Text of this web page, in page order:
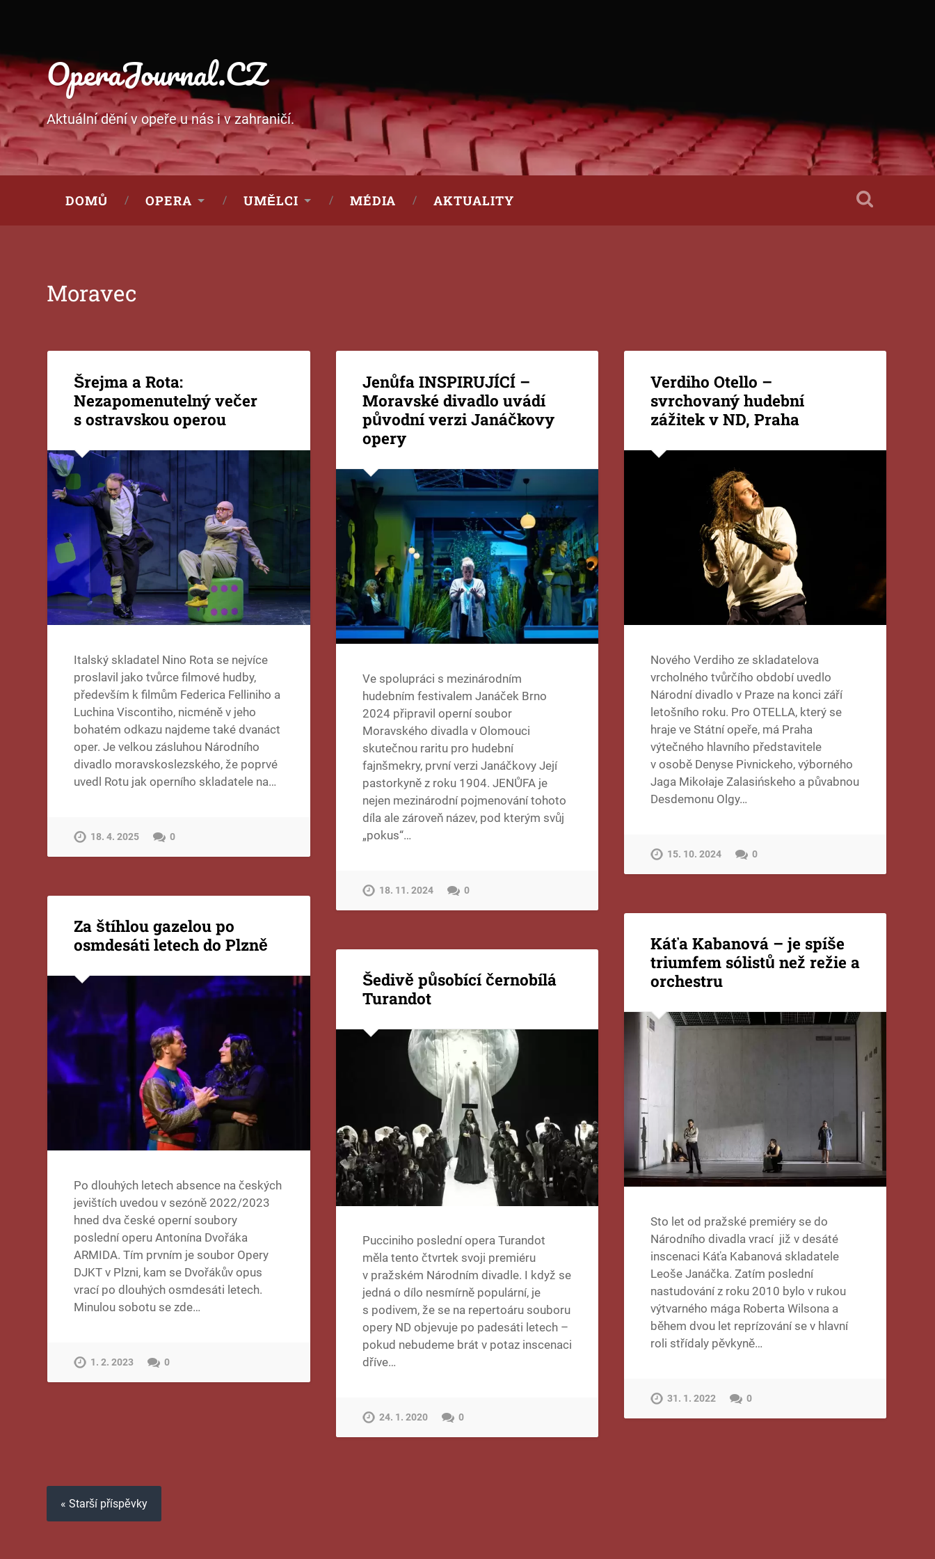
OperaJournal.CZ
Aktuální dění v opeře u nás i v zahraničí.
DOMŮ OPERA UMĚLCI MÉDIA AKTUALITY
Moravec
Šrejma a Rota:
Nezapomenutelný večer
s ostravskou operou
Italský skladatel Nino Rota se nejvíce
proslavil jako tvůrce filmové hudby,
především k filmům Federica Felliniho a
Luchina Viscontiho, nicméně v jeho
bohatém odkazu najdeme také dvanáct
oper. Je velkou zásluhou Národního
divadlo moravskoslezského, že poprvé
uvedl Rotu jak operního skladatele na…
18. 4. 2025 0
Jenůfa INSPIRUJÍCÍ –
Moravské divadlo uvádí
původní verzi Janáčkovy
opery
Ve spolupráci s mezinárodním
hudebním festivalem Janáček Brno
2024 připravil operní soubor
Moravského divadla v Olomouci
skutečnou raritu pro hudební
fajnšmekry, první verzi Janáčkovy Její
pastorkyně z roku 1904. JENŮFA je
nejen mezinárodní pojmenování tohoto
díla ale zároveň název, pod kterým svůj
„pokus“…
18. 11. 2024 0
Verdiho Otello –
svrchovaný hudební
zážitek v ND, Praha
Nového Verdiho ze skladatelova
vrcholného tvůrčího období uvedlo
Národní divadlo v Praze na konci září
letošního roku. Pro OTELLA, který se
hraje ve Státní opeře, má Praha
výtečného hlavního představitele
v osobě Denyse Pivnickeho, výborného
Jaga Mikołaje Zalasińskeho a půvabnou
Desdemonu Olgy…
15. 10. 2024 0
Za štíhlou gazelou po
osmdesáti letech do Plzně
Po dlouhých letech absence na českých
jevištích uvedou v sezóně 2022/2023
hned dva české operní soubory
poslední operu Antonína Dvořáka
ARMIDA. Tím prvním je soubor Opery
DJKT v Plzni, kam se Dvořákův opus
vrací po dlouhých osmdesáti letech.
Minulou sobotu se zde…
1. 2. 2023 0
Káťa Kabanová – je spíše
triumfem sólistů než režie a
orchestru
Sto let od pražské premiéry se do
Národního divadla vrací již v desáté
inscenaci Káťa Kabanová skladatele
Leoše Janáčka. Zatím poslední
nastudování z roku 2010 bylo v rukou
výtvarného mága Roberta Wilsona a
během dvou let reprízování se v hlavní
roli střídaly pěvkyně…
31. 1. 2022 0
Šedivě působící černobílá
Turandot
Pucciniho poslední opera Turandot
měla tento čtvrtek svoji premiéru
v pražském Národním divadle. I když se
jedná o dílo nesmírně populární, je
s podivem, že se na repertoáru souboru
opery ND objevuje po padesáti letech –
pokud nebudeme brát v potaz inscenaci
dříve…
24. 1. 2020 0
« Starší příspěvky